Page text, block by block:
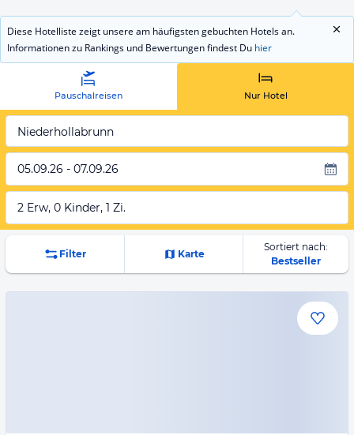
Diese Hotelliste zeigt unsere am häufigsten gebuchten Hotels an.
Informationen zu Rankings und Bewertungen findest Du hier
Pauschalreisen Nur Hotel
Niederhollabrunn
05.09.26 - 07.09.26
2 Erw, 0 Kinder, 1 Zi.
Filter Karte
Sortiert nach:
Bestseller